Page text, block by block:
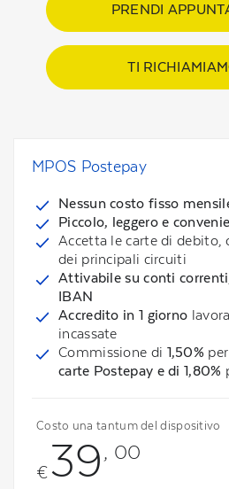
PRENDI
TI
MPOS Postepay
Nessun costo fisso
Piccolo, leggero e
Accetta le carte di debito,
dei principali circuiti
Attivabile su conti
IBAN
Accredito in 1 giorno
incassate
Commissione di 1,50%
carte Postepay e di 1,80%
Costo una tantum del dispositivo
€ 39, 00